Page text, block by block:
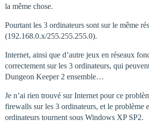
la même chose.
Pourtant les 3 ordinateurs sont sur le même
(192.168.0.x/255.255.255.0).
Internet, ainsi que d’autre jeux en réseaux
correctement sur les 3 ordinateurs, qui
Dungeon Keeper 2 ensemble…
Je n’ai rien trouvé sur Internet pour ce
firewalls sur les 3 ordinateurs, et le problème
ordinateurs tournent sous Windows XP SP2.